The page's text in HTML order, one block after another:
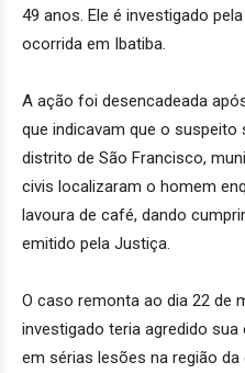
49 anos. Ele é investigado
ocorrida em Ibatiba.
A ação foi desencadeada
que indicavam que o
distrito de São Francisco,
civis localizaram o homem
lavoura de café, dando
emitido pela Justiça.
O caso remonta ao dia 22 de
investigado teria agredido
em sérias lesões na região